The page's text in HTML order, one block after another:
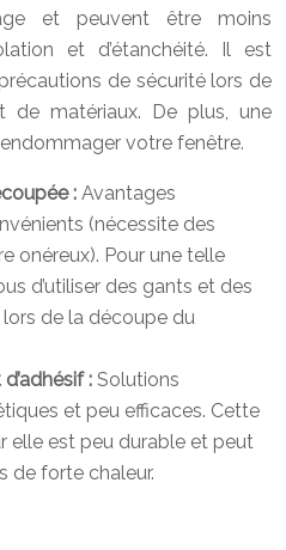
et peuvent être moins
et d’étanchéité. Il est
de sécurité lors de
de matériaux. De plus, une
votre fenêtre.
: Avantages
(nécessite des
onéreux). Pour une telle
d’utiliser des gants et des
de la découpe du
: Solutions
et peu efficaces. Cette
elle est peu durable et peut
de forte chaleur.